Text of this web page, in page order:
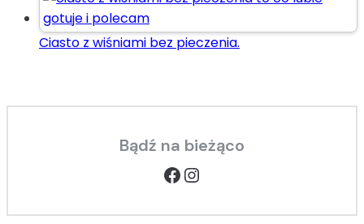
Ciasto z wiśniami bez pieczenia.
Bądź na bieżąco
Facebook
Instagram